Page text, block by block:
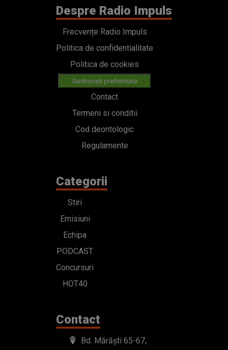
Despre Radio Impuls
Frecvențe Radio Impuls
Politica de confidentialitate
Politica de cookies
Gestionați preferințele
Contact
Termeni si conditii
Cod deontologic
Regulamente
Categorii
Stiri
Emisiuni
Echipa
PODCAST
Concursuri
HOT40
Contact
Bd. Mărăști 65-67,